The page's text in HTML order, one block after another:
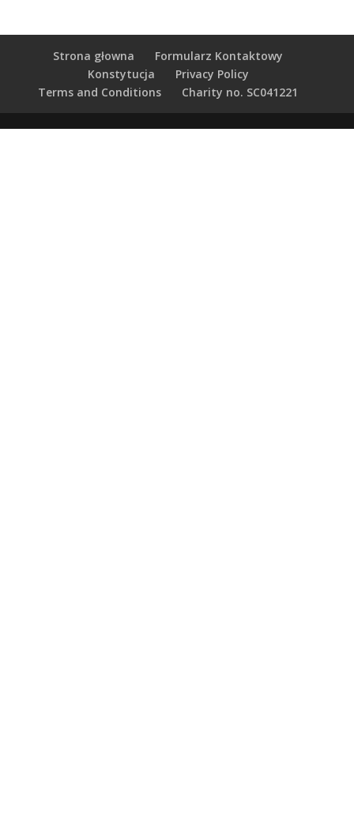
Strona głowna
Formularz Kontaktowy
Konstytucja
Privacy Policy
Terms and Conditions
Charity no. SC041221